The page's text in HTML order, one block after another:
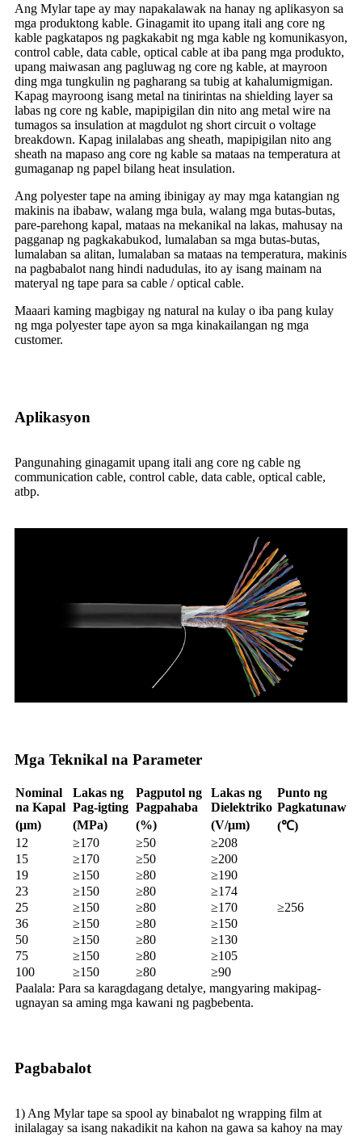
Ang Mylar tape ay may napakalawak na hanay ng aplikasyon sa
mga produktong kable. Ginagamit ito upang itali ang core ng
kable pagkatapos ng pagkakabit ng mga kable ng komunikasyon,
control cable, data cable, optical cable at iba pang mga produkto,
upang maiwasan ang pagluwag ng core ng kable, at mayroon
ding mga tungkulin ng pagharang sa tubig at kahalumigmigan.
Kapag mayroong isang metal na tinirintas na shielding layer sa
labas ng core ng kable, mapipigilan din nito ang metal wire na
tumagos sa insulation at magdulot ng short circuit o voltage
breakdown. Kapag inilalabas ang sheath, mapipigilan nito ang
sheath na mapaso ang core ng kable sa mataas na temperatura at
gumaganap ng papel bilang heat insulation.
Ang polyester tape na aming ibinigay ay may mga katangian ng
makinis na ibabaw, walang mga bula, walang mga butas-butas,
pare-parehong kapal, mataas na mekanikal na lakas, mahusay na
pagganap ng pagkakabukod, lumalaban sa mga butas-butas,
lumalaban sa alitan, lumalaban sa mataas na temperatura, makinis
na pagbabalot nang hindi nadudulas, ito ay isang mainam na
materyal ng tape para sa cable / optical cable.
Maaari kaming magbigay ng natural na kulay o iba pang kulay
ng mga polyester tape ayon sa mga kinakailangan ng mga
customer.
Aplikasyon
Pangunahing ginagamit upang itali ang core ng cable ng
communication cable, control cable, data cable, optical cable,
atbp.
Mga Teknikal na Parameter
Nominal
na Kapal
Lakas ng
Pag-igting
Pagputol ng
Pagpahaba
Lakas ng
Dielektriko
Punto ng
Pagkatunaw
(μm)
(MPa) (%) (V/μm)
(℃)
12
≥170 ≥50 ≥208
≥256
15 ≥170 ≥50
≥200
19
≥150 ≥80
≥190
23
≥150 ≥80
≥174
25
≥150 ≥80
≥170
36
≥150 ≥80
≥150
50
≥150 ≥80
≥130
75
≥150 ≥80
≥105
100
≥150 ≥80
≥90
Paalala: Para sa karagdagang detalye, mangyaring makipag-
ugnayan sa aming mga kawani ng pagbebenta.
Pagbabalot
1) Ang Mylar tape sa spool ay binabalot ng wrapping film at
inilalagay sa isang nakadikit na kahon na gawa sa kahoy na may